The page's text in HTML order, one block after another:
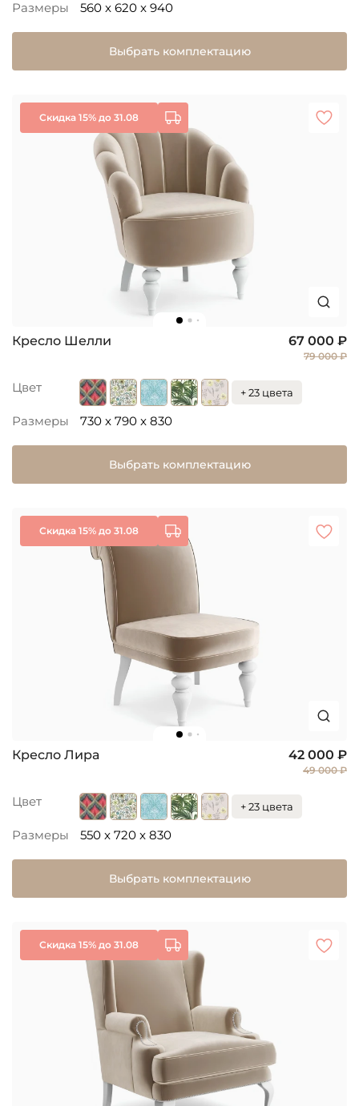
Размеры 560 x 620 x 940
Выбрать комплектацию
Скидка 15% до 31.08
Кресло Шелли 67 000 ₽
79 000 ₽
Цвет + 23 цвета
Размеры 730 x 790 x 830
Выбрать комплектацию
Скидка 15% до 31.08
Кресло Лира 42 000 ₽
49 000 ₽
Цвет + 23 цвета
Размеры 550 x 720 x 830
Выбрать комплектацию
Скидка 15% до 31.08